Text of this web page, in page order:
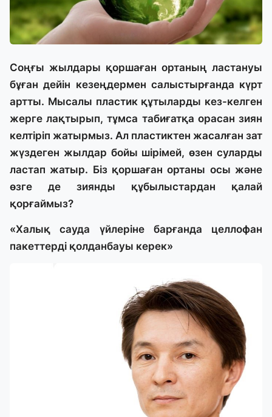
Соңғы жылдары қоршаған ортаның ластануы
бұған дейін кезеңдермен салыстырғанда күрт
артты. Мысалы пластик құтыларды кез-келген
жерге лақтырып, тұмса табиғатқа орасан зиян
келтіріп жатырмыз. Ал пластиктен жасалған зат
жүздеген жылдар бойы шірімей, өзен суларды
ластап жатыр. Біз қоршаған ортаны осы және
өзге де зиянды құбылыстардан қалай
қорғаймыз?
«Халық сауда үйлеріне барғанда целлофан
пакеттерді қолданбауы керек»